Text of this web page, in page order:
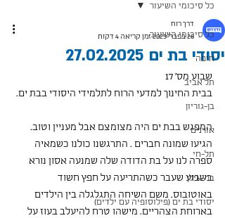
כל סיכומי השיעור
חיפה
תל אביב
בן-גוריון
אורנים
תל-חי
בר-אילן
יסודי בת ים (פילוסופיה עם ילדים)
כל סיכומי השיעור
יסודי בת ים 27.02.2025
דרך רוח
26 בפבר׳ 2025
זמן קריאה 4 דקות
בבית החינוך למדעי הרוח לתלמידי היסודי בבת ים.
המפגש בבת ים היה מצומצם אבל מעניין וטוב.
הגיעו שמונה חברים . התרגשנו כולנו כשמאיה
ספרה לנו על בת הדודה שלה שמנעה אסון נורא
בשבוע שעבר כשהתריעה על חפץ חשוד
באוטובוס. משם השיחה התגלגלה בין הילדים
בארוחת הצהריים. מישהו טרח להיעלב בעוז על